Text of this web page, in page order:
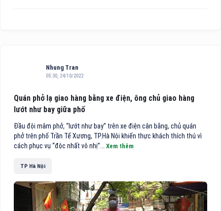
Nhung Tran
05:30, 24/10/2022
Quán phở lạ giao hàng bằng xe điện, ông chủ giao hàng
lướt như bay giữa phố
Đầu đội mâm phở, “lướt như bay” trên xe điện cân bằng, chủ quán
phở trên phố Trần Tế Xương, TP.Hà Nội khiến thực khách thích thú vì
cách phục vụ “độc nhất vô nhị”... Xem thêm
TP Hà Nội